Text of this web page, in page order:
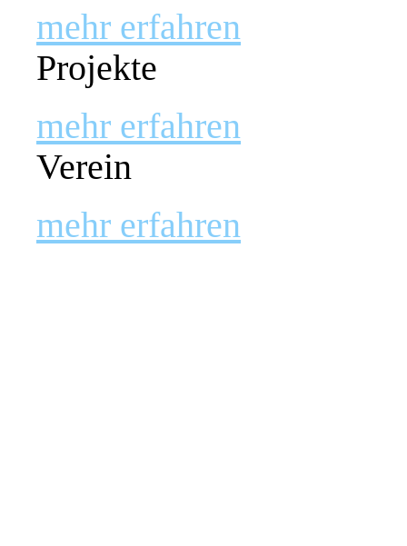
mehr erfahren
Projekte
mehr erfahren
Verein
mehr erfahren